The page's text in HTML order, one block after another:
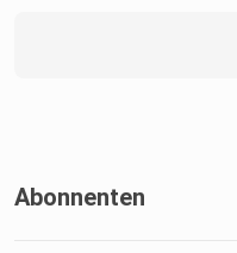
Abonnenten